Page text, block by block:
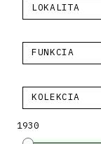
LOKALITA
FUNKCIA
KOLEKCIA
1930